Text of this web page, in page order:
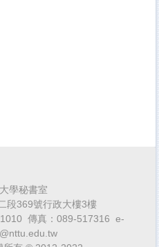
學秘書室
段369號行政大樓3樓
傳真：089-517316 e-